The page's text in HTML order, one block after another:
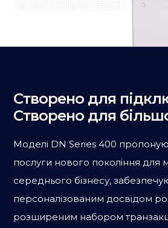
Створено для
Створено для
Моделі DN Series 400
послуги нового покоління для
середнього бізнесу,
персоналізованим досвідом
розширеним набором